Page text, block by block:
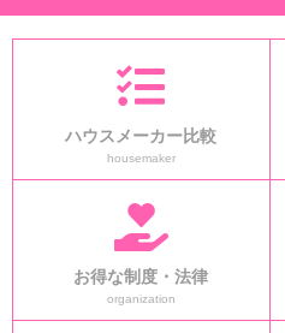
ハウスメーカー比較
housemaker
お得な制度・法律
organization